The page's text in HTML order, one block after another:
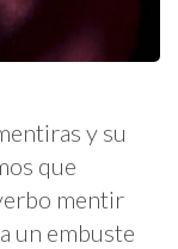
y su
que
mentir
un embuste